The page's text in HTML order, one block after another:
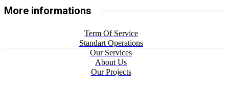
More informations
Term Of Service
Standart Operations
Our Services
About Us
Our Projects